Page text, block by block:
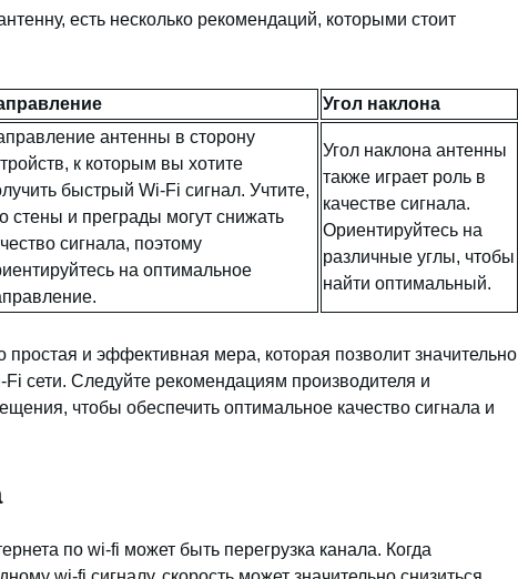
есть несколько рекомендаций, которыми стоит
Угол наклона
антенны в сторону
к которым вы хотите
быстрый Wi-Fi сигнал. Учтите,
стены и преграды могут снижать
сигнала, поэтому
на оптимальное
Угол наклона антенны
также играет роль в
качестве сигнала.
Ориентируйтесь на
различные углы, чтобы
найти оптимальный.
и эффективная мера, которая позволит значительно
Fi сети. Следуйте рекомендациям производителя и
чтобы обеспечить оптимальное качество сигнала и
по wi-fi может быть перегрузка канала. Когда